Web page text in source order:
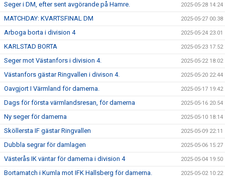
Seger i DM, efter sent avgörande på Hamre. 2025-05-28 14:24
MATCHDAY: KVARTSFINAL DM 2025-05-27 00:38
Arboga borta i division 4 2025-05-24 23:01
KARLSTAD BORTA 2025-05-23 17:52
Seger mot Västanfors i division 4. 2025-05-22 18:02
Västanfors gästar Ringvallen i divison 4. 2025-05-20 22:44
Oavgjort I Värmland för damerna. 2025-05-17 19:42
Dags för första värmlandsresan, för damerna 2025-05-16 20:54
Ny seger för damerna 2025-05-10 18:14
Sköllersta IF gästar Ringvallen 2025-05-09 22:11
Dubbla segrar för damlagen 2025-05-06 15:27
Västerås IK väntar för damerna i division 4 2025-05-04 19:50
Bortamatch i Kumla mot IFK Hallsberg för damerna. 2025-05-02 10:22